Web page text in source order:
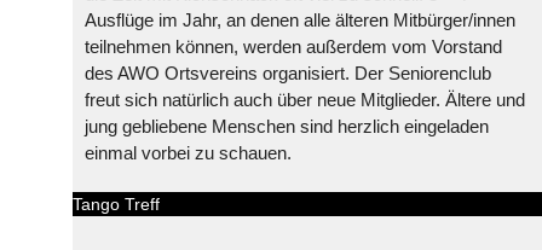
Ausflüge im Jahr, an denen alle älteren Mitbürger/innen
teilnehmen können, werden außerdem vom Vorstand
des AWO Ortsvereins organisiert. Der Seniorenclub
freut sich natürlich auch über neue Mitglieder. Ältere und
jung gebliebene Menschen sind herzlich eingeladen
einmal vorbei zu schauen.
Tango Treff